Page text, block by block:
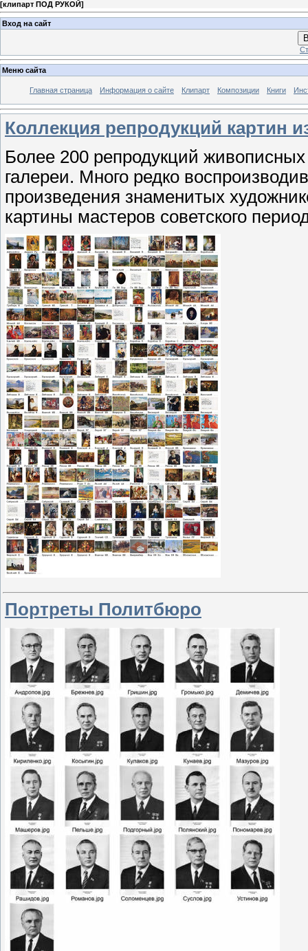
[клипарт ПОД РУКОЙ]
Вход на сайт
Меню сайта
Главная страница Информация о сайте Клипарт Композиции Книги
Коллекция репродукций картин
Более 200 репродукций
галереи. Много редко
произведения знаменитых
картины мастеров советского
Портреты Политбюро